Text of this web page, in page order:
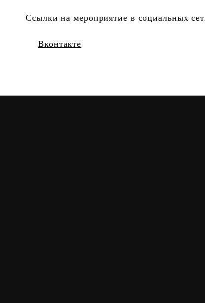
Ссылки на мероприятие в социальных
Вконтакте